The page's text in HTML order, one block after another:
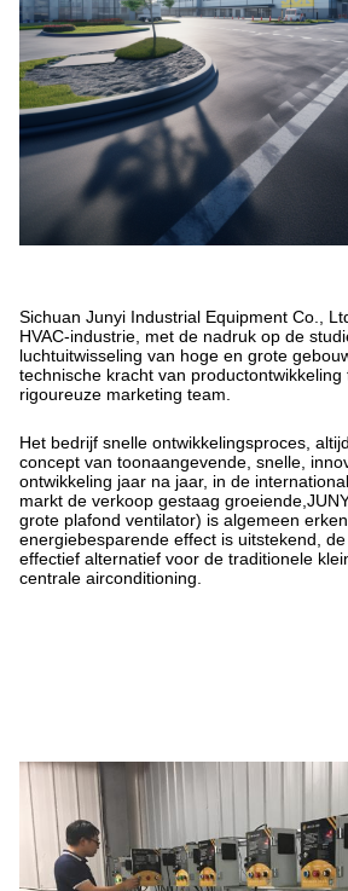
Sichuan Junyi Industrial Equipment Co.,
HVAC-industrie, met de nadruk op de
luchtuitwisseling van hoge en grote
technische kracht van
rigoureuze marketing team.
Het bedrijf snelle ontwikkelingsproces,
concept van toonaangevende, snelle,
ontwikkeling jaar na jaar, in de
markt de verkoop gestaag
grote plafond ventilator) is algemeen
energiebesparende effect is uitstekend,
effectief alternatief voor de traditionele
centrale airconditioning.